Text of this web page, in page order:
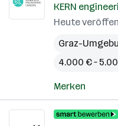
KERN
Heute
Graz-
4.000 € –
Merken